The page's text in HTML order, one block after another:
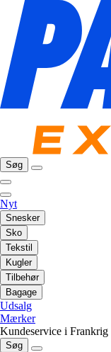
Søg
Nyt
Snesker
Sko
Tekstil
Kugler
Tilbehør
Bagage
Udsalg
Mærker
Kundeservice i Frankrig
Søg